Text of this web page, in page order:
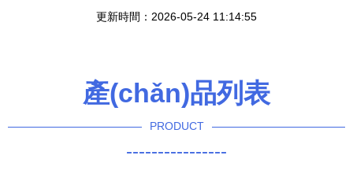
更新時間：2026-05-24 11:14:55
產(chǎn)品列表
PRODUCT
----------------